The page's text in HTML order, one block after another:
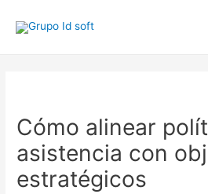
Cómo alinear
asistencia con
estratégicos